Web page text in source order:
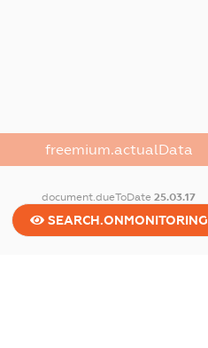
freemium.actualData
document.dueToDate25.03.17
SEARCH.ONMONITORING